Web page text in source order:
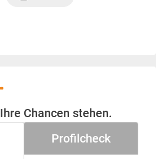
Chancen stehen.
Profilcheck